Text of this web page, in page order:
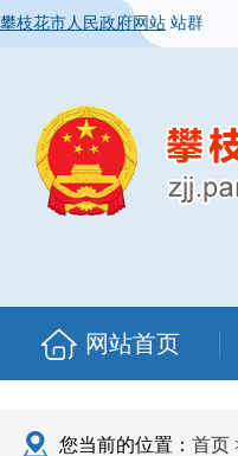
攀枝花市人民政府网站 站群
网站首页
您当前的位置： 首页